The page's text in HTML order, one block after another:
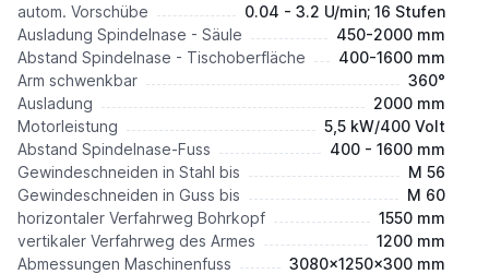
autom. Vorschübe
0.04 - 3.2 U/min; 16 Stufen
Ausladung Spindelnase - Säule
450-2000 mm
Abstand Spindelnase - Tischoberfläche
400-1600 mm
Arm schwenkbar
360°
Ausladung
2000 mm
Motorleistung
5,5 kW/400 Volt
Abstand Spindelnase-Fuss
400 - 1600 mm
Gewindeschneiden in Stahl bis
M 56
Gewindeschneiden in Guss bis
M 60
horizontaler Verfahrweg Bohrkopf
1550 mm
vertikaler Verfahrweg des Armes
1200 mm
Abmessungen Maschinenfuss
3080x1250x300 mm